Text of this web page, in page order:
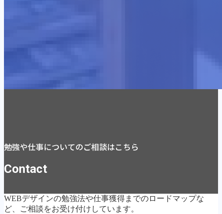
勉強や仕事についてのご相談はこちら
Contact
WEBデザインの勉強法や仕事獲得までのロードマップな
ど、ご相談をお受け付けしています。